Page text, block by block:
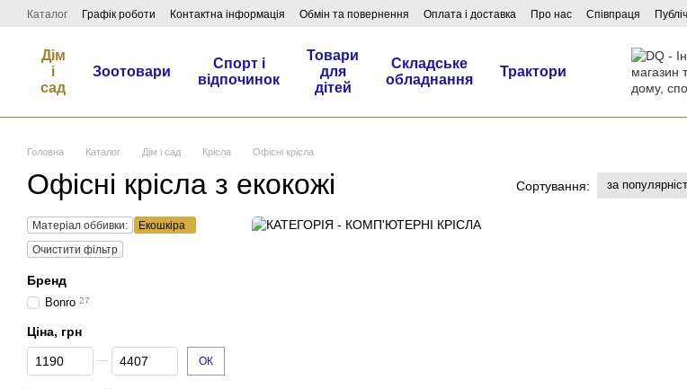
Перейти до основного контенту
Каталог Графік роботи Контактна інформація Обмін та повернення Оплата і доставка Про нас Співпраця
Дім
і
сад
Зоотовари
Спорт і
відпочинок
Товари
для
дітей
Складське
обладнання
Трактори
Головна Каталог Дім і сад Крісла Офісні крісла
Офісні крісла з екокожі Сортування: за
Матеріал оббивки:
Екошкіра
Очистити фільтр
Бренд
Bonro 27
Ціна, грн
Від Ціна, грн
До Ціна, грн ОК